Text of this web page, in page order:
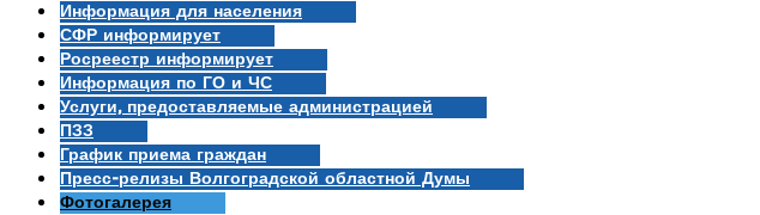
Информация для населения
СФР информирует
Росреестр информирует
Информация по ГО и ЧС
Услуги, предоставляемые администрацией
ПЗЗ
График приема граждан
Пресс-релизы Волгоградской областной Думы
Фотогалерея